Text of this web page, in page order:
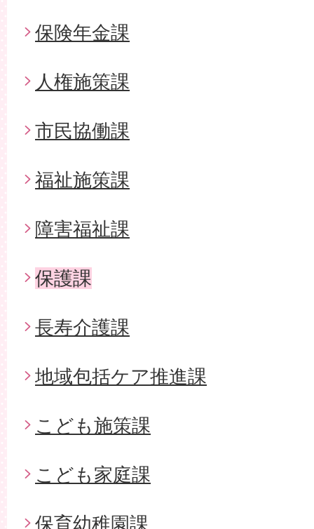
保険年金課
人権施策課
市民協働課
福祉施策課
障害福祉課
保護課
長寿介護課
地域包括ケア推進課
こども施策課
こども家庭課
保育幼稚園課